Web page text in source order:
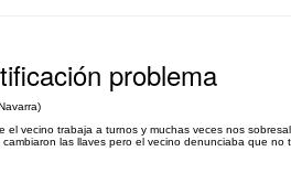
problema
vecino trabaja a turnos y muchas veces nos
las llaves pero el vecino denunciaba que